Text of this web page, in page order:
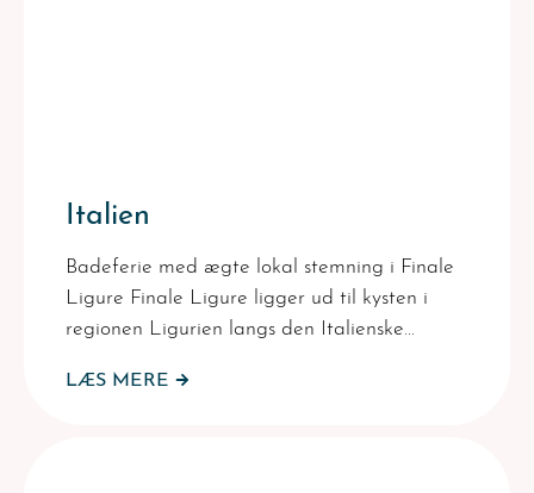
Italien
Badeferie med ægte lokal stemning i Finale
Ligure Finale Ligure ligger ud til kysten i
regionen Ligurien langs den Italienske…
LÆS MERE